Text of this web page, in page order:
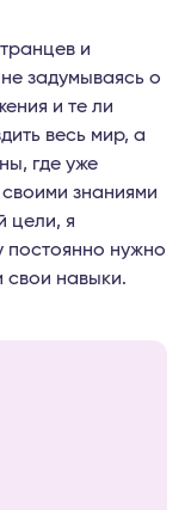
и
задумываясь о
и те ли
весь мир, а
где уже
знаниями
цели, я
постоянно нужно
свои навыки.